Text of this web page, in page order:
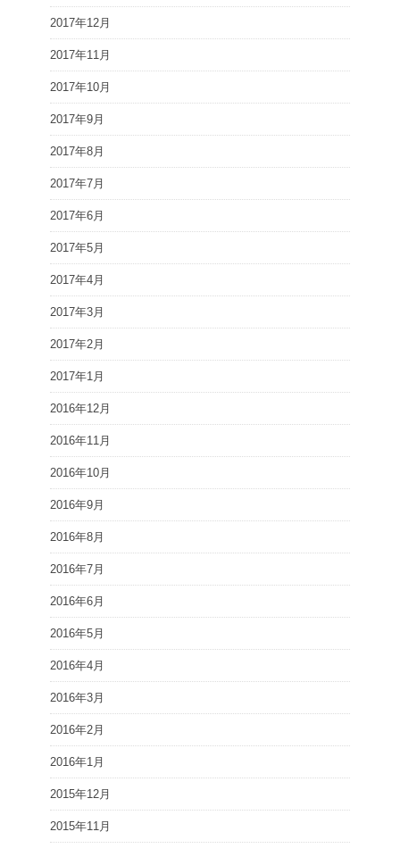
2017年12月
2017年11月
2017年10月
2017年9月
2017年8月
2017年7月
2017年6月
2017年5月
2017年4月
2017年3月
2017年2月
2017年1月
2016年12月
2016年11月
2016年10月
2016年9月
2016年8月
2016年7月
2016年6月
2016年5月
2016年4月
2016年3月
2016年2月
2016年1月
2015年12月
2015年11月